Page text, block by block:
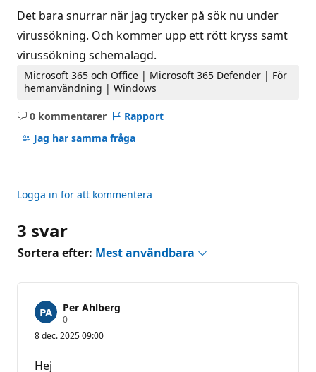
e
s
p
o
ä
g
Det bara snurrar när jag trycker på sök nu under
virussökning. Och kommer upp ett rött kryss samt
virussökning schemalagd.
Microsoft 365 och Office | Microsoft 365 Defender | För
hemanvändning | Windows
0 kommentarer
Inga
kommentarer
Rapport
Jag har samma fråga
Logga in för att kommentera
3 svar
Sortera efter: Mest användbara
Per Ahlberg
0R
k
8 dec. 2025 09:00
Hej